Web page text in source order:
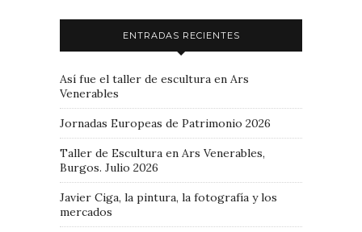
ENTRADAS RECIENTES
Así fue el taller de escultura en Ars
Venerables
Jornadas Europeas de Patrimonio 2026
Taller de Escultura en Ars Venerables,
Burgos. Julio 2026
Javier Ciga, la pintura, la fotografía y los
mercados